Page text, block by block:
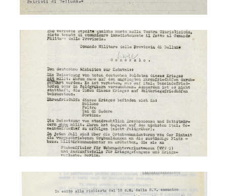
Occupazione tedesca
Deportati